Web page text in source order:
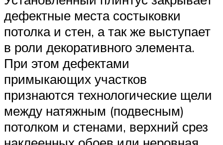
дефектные места состыковки
потолка и стен, а так же выступает
в роли декоративного элемента.
При этом дефектами
примыкающих участков
признаются технологические щели
между натяжным (подвесным)
потолком и стенами, верхний срез